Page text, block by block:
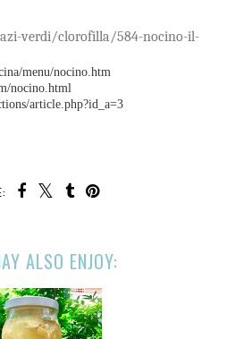
verdi/clorofilla/584-nocino-il-
menu/nocino.htm
nocino.html
article.php?id_a=3
ALSO ENJOY: